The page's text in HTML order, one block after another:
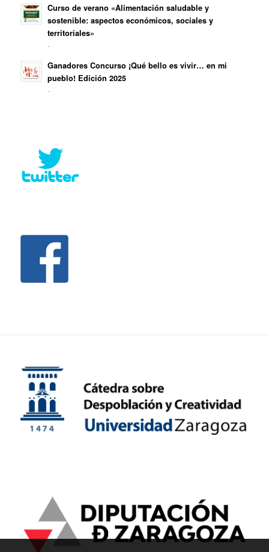
Curso de verano «Alimentación saludable y
sostenible: aspectos económicos, sociales y
territoriales»
-
Ganadores Concurso ¡Qué bello es vivir… en mi
pueblo! Edición 2025
-